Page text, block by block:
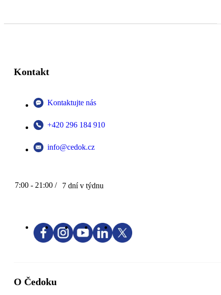
Kontakt
Kontaktujte nás
+420 296 184 910
info@cedok.cz
7:00 - 21:00 / 7 dní v týdnu
O Čedoku